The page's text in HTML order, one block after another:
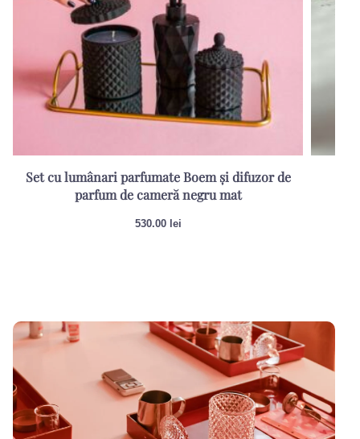
Set cu lumânari parfumate Boem și difuzor de
parfum de cameră negru mat
530.00 lei